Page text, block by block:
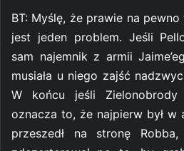
BT: Myślę, że prawie na
jest jeden problem. Jeśli
sam najemnik z armii
musiała u niego zajść
W końcu jeśli
oznacza to, że najpierw był w
przeszedł na stronę